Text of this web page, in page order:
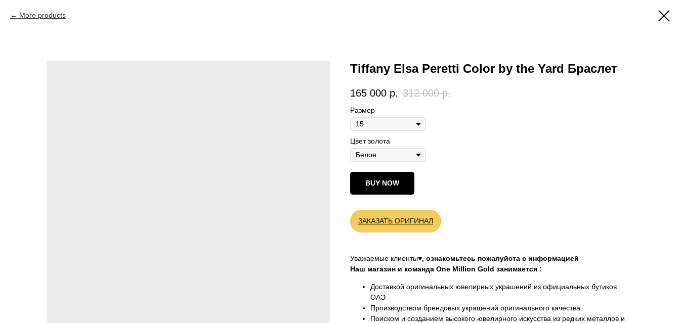
More products
Tiffany Elsa Peretti Color by the Yard Браслет
165 000 р. 312 000 р.
Размер
Цвет золота
BUY NOW
ЗАКАЗАТЬ ОРИГИНАЛ
Уважаемые клиенты♥, ознакомьтесь пожалуйста с информацией
Наш магазин и команда One Million Gold занимается :
Доставкой оригинальных ювелирных украшений из официальных бутиков
ОАЭ
Производством брендовых украшений оригинального качества
Поиском и созданием высокого ювелирного искусства из редких металлов и